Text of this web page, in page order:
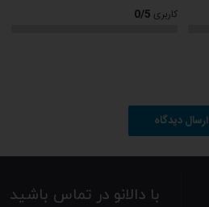
کاربری 0/5
ارسال دیدگاه
با دالانو در تماس باشید